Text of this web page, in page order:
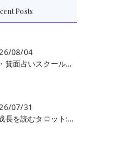
Posts
08/04
大阪・箕面占いスクール 原 史恵 | ルノルマンカード読み方のコツ「雲」 仕事をテーマに占った場合
07/31
魂の成長を読むタロット:悪魔（第十七回目）｜大阪・箕面占いスクールラブアンドライト